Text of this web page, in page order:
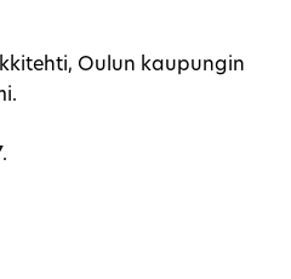
Oulun kaupungin